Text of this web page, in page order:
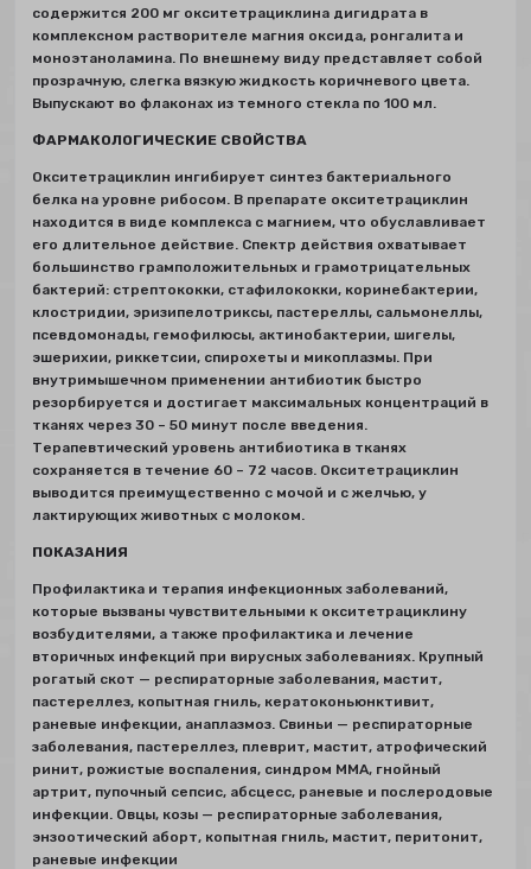
содержится 200 мг окситетрациклина дигидрата в
комплексном растворителе магния оксида, ронгалита и
моноэтаноламина. По внешнему виду представляет собой
прозрачную, слегка вязкую жидкость коричневого цвета.
Выпускают во флаконах из темного стекла по 100 мл.
ФАРМАКОЛОГИЧЕСКИЕ СВОЙСТВА
Окситетрациклин ингибирует синтез бактериального
белка на уровне рибосом. В препарате окситетрациклин
находится в виде комплекса с магнием, что обуславливает
его длительное действие. Спектр действия охватывает
большинство грамположительных и грамотрицательных
бактерий: стрептококки, стафилококки, коринебактерии,
клостридии, эризипелотриксы, пастереллы, сальмонеллы,
псевдомонады, гемофилюсы, актинобактерии, шигелы,
эшерихии, риккетсии, спирохеты и микоплазмы. При
внутримышечном применении антибиотик быстро
резорбируется и достигает максимальных концентраций в
тканях через 30 – 50 минут после введения.
Терапевтический уровень антибиотика в тканях
сохраняется в течение 60 – 72 часов. Окситетрациклин
выводится преимущественно с мочой и с желчью, у
лактирующих животных с молоком.
ПОКАЗАНИЯ
Профилактика и терапия инфекционных заболеваний,
которые вызваны чувствительными к окситетрациклину
возбудителями, а также профилактика и лечение
вторичных инфекций при вирусных заболеваниях. Крупный
рогатый скот — респираторные заболевания, мастит,
пастереллез, копытная гниль, кератоконьюнктивит,
раневые инфекции, анаплазмоз. Свиньи — респираторные
заболевания, пастереллез, плеврит, мастит, атрофический
ринит, рожистые воспаления, синдром ММА, гнойный
артрит, пупочный сепсис, абсцесс, раневые и послеродовые
инфекции. Овцы, козы — респираторные заболевания,
энзоотический аборт, копытная гниль, мастит, перитонит,
раневые инфекции